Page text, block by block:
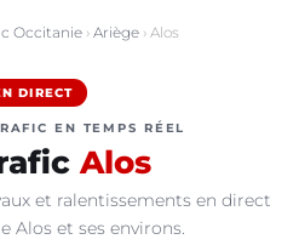
Occitanie› Ariège› Alos
DIRECT
EN TEMPS RÉEL
Alos
et ralentissements en direct
Alos et ses environs.